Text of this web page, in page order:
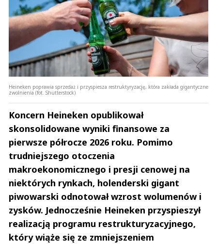
Heineken poprawia sprzedaż i przyspiesza restruktyryzację, która zakłada gigantyczne
zwolnienia (fot. Shutterstock)
Koncern Heineken opublikował
skonsolidowane wyniki finansowe za
pierwsze półrocze 2026 roku. Pomimo
trudniejszego otoczenia
makroekonomicznego i presji cenowej na
niektórych rynkach, holenderski gigant
piwowarski odnotował wzrost wolumenów i
zysków. Jednocześnie Heineken przyspieszył
realizacją programu restrukturyzacyjnego,
który wiąże się ze zmniejszeniem